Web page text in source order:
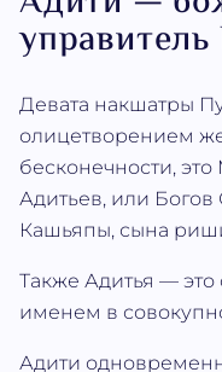
Девата накшатры
олицетворением
бесконечности, это
Адитьев, или Богов
Кашьяпы, сына
Также Адитья —
именем в
Адити